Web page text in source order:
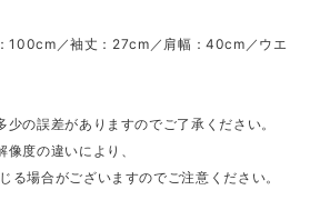
100cm／袖丈：27cm／肩幅：40cm／ウエ
の誤差がありますのでご了承ください。
度の違いにより、
る場合がございますのでご注意ください。